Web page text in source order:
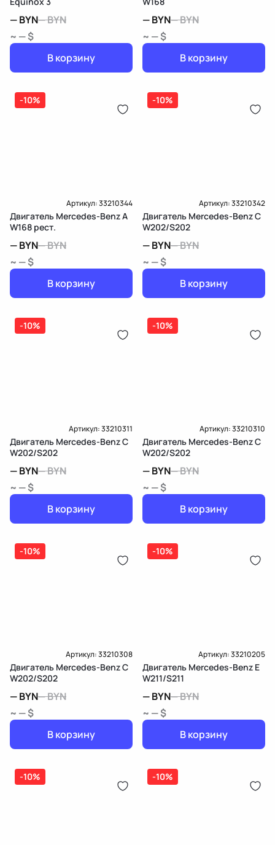
—BYN—BYN
~ — $
В корзину
—BYN—BYN
~ — $
В корзину
-10%
Артикул:33210344
Двигатель Mercedes-Benz A
W168 рест.
—BYN—BYN
~ — $
В корзину
-10%
Артикул:33210342
Двигатель Mercedes-Benz C
W202/S202
—BYN—BYN
~ — $
В корзину
-10%
Артикул:33210311
Двигатель Mercedes-Benz C
W202/S202
—BYN—BYN
~ — $
В корзину
-10%
Артикул:33210310
Двигатель Mercedes-Benz C
W202/S202
—BYN—BYN
~ — $
В корзину
-10%
Артикул:33210308
Двигатель Mercedes-Benz C
W202/S202
—BYN—BYN
~ — $
В корзину
-10%
Артикул:33210205
Двигатель Mercedes-Benz E
W211/S211
—BYN—BYN
~ — $
В корзину
-10% -10%